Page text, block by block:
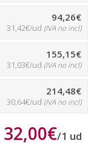
94,26€
31,42€/ud (IVA no incl)
155,15€
31,03€/ud (IVA no incl)
214,48€
30,64€/ud (IVA no incl)
32,00€/1 ud